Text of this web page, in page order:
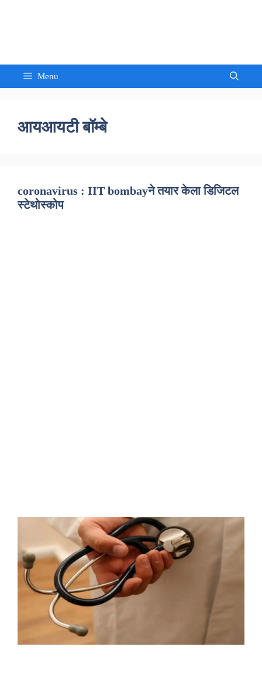
Menu
आयआयटी बॉम्बे
coronavirus : IIT bombayने तयार केला डिजिटल
स्टेथोस्कोप